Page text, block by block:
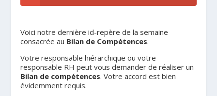
Voici notre dernière id-repère de la semaine
consacrée au Bilan de Compétences.
Votre responsable hiérarchique ou votre
responsable RH peut vous demander de réaliser un
Bilan de compétences. Votre accord est bien
évidemment requis.